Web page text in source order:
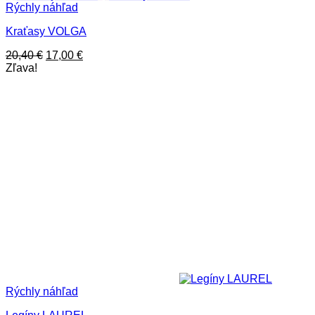
27,50 €.
Rýchly náhľad
Kraťasy VOLGA
20,40€ Pôvodná
17,00 €Aktuálna
Zľava!
Rýchly náhľad